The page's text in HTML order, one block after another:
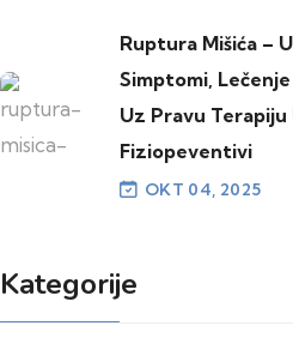
Ruptura Mišića –
Simptomi,
Uz Pravu Terapiju
Fiziopeventivi
OKT 04, 2025
Kategorije